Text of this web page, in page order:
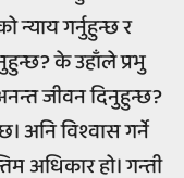
न्याय गर्नुहुन्छ र
के उहाँले प्रभु
जीवन दिनुहुन्छ?
अनि विश्वास गर्ने
अधिकार हो। गन्ती